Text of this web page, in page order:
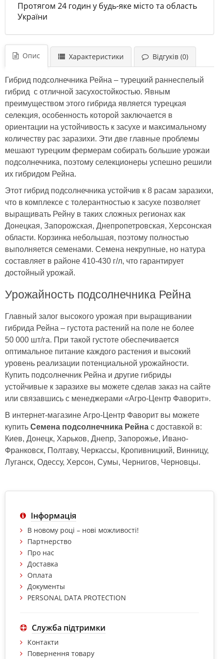
Протягом 24 годин у будь-яке місто та область
України
Опис Характеристики Відгуків (0)
Гибрид подсолнечника Рейна – турецкий раннеспелый
гибрид с отличной засухостойкостью. Явным
преимуществом этого гибрида является турецкая
селекция, особенность которой заключается в
ориентации на устойчивость к засухе и максимальному
количеству рас заразихи. Эти две главные проблемы
мешают турецким фермерам собирать большие урожаи
подсолнечника, поэтому селекционеры успешно решили
их гибридом Рейна.
Этот гибрид подсолнечника устойчив к 8 расам заразихи,
что в комплексе с толерантностью к засухе позволяет
выращивать Рейну в таких сложных регионах как
Донецкая, Запорожская, Днепропетровская, Херсонская
области. Корзинка небольшая, поэтому полностью
выполняется семенами. Семена некрупные, но натура
составляет в районе 410-430 г/л, что гарантирует
достойный урожай.
Урожайность подсолнечника Рейна
Главный залог высокого урожая при выращивании
гибрида Рейна – густота растений на поле не более
50 000 шт/га. При такой густоте обеспечивается
оптимальное питание каждого растения и высокий
уровень реализации потенциальной урожайности.
Купить подсолнечник Рейна и другие гибриды
устойчивые к заразихе вы можете сделав заказ на сайте
или связавшись с менеджерами «Агро-Центр Фаворит».
В интернет-магазине Агро-Центр Фаворит вы можете
купить Семена подсолнечника Рейна с доставкой в:
Киев, Донецк, Харьков, Днепр, Запорожье, Ивано-
Франковск, Полтаву, Черкассы, Кропивницкий, Винницу,
Луганск, Одессу, Херсон, Сумы, Чернигов, Черновцы.
Інформація
В новому році – нові можливості!
Партнерство
Про нас
Доставка
Оплата
Документы
PERSONAL DATA PROTECTION
Служба підтримки
Контакти
Повернення товару